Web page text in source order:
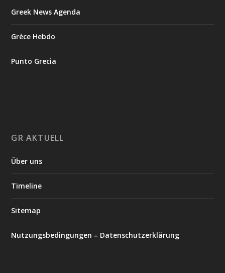
Greek News Agenda
Grèce Hebdo
Punto Grecia
GR AKTUELL
Über uns
Timeline
Sitemap
Nutzungsbedingungen – Datenschutzerklärung